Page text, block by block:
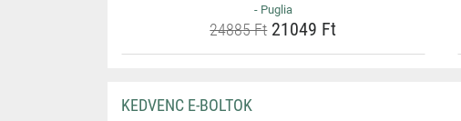
- Puglia
24885 Ft21049 Ft
KEDVENC E-BOLTOK